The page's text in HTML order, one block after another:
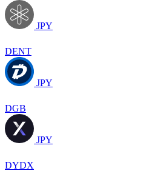
JPY
DENT
JPY
DGB
JPY
DYDX